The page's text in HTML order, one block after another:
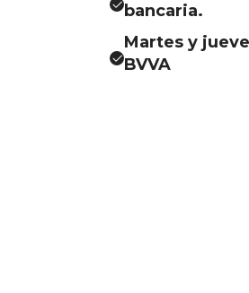
bancaria.
Martes y
BVVA